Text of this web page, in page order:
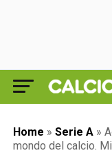
Home » Serie A »
mondo del calcio.